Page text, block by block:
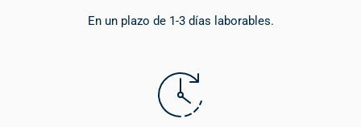
En un plazo de 1-3 días laborables.